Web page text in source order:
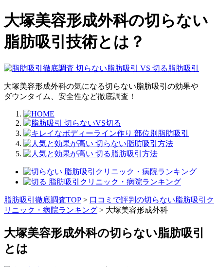
大塚美容形成外科の切らない
脂肪吸引技術とは？
大塚美容形成外科の気になる切らない脂肪吸引の効果や
ダウンタイム、安全性など徹底調査！
脂肪吸引徹底調査TOP > 口コミで評判の切らない脂肪吸引ク
リニック・病院ランキング > 大塚美容形成外科
大塚美容形成外科の切らない脂肪吸引
とは